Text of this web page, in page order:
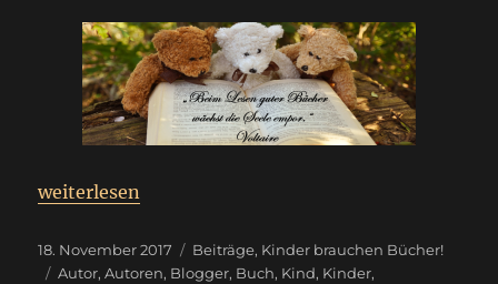
„Sonntagsbeitrag
weiterlesen
Veröffentlicht
am
18. November 2017 Kategorien
Beiträge, Kinder brauchen Bücher!
Schlagwörter
Autor,Autoren, Blogger, Buch, Kind, Kinder,